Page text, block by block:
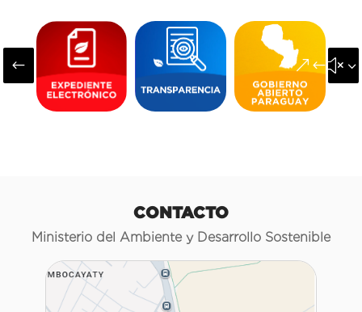
#
CONTACTO
Ministerio del Ambiente y Desarrollo Sostenible